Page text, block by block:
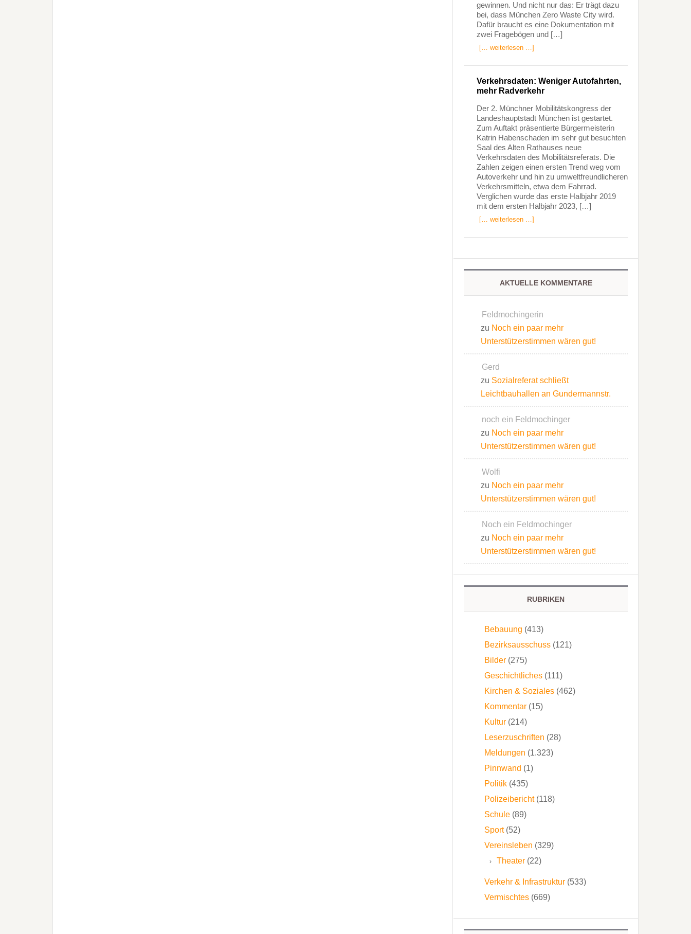
gewinnen. Und nicht nur das: Er trägt dazu
bei, dass München Zero Waste City wird.
Dafür braucht es eine Dokumentation mit
zwei Fragebögen und […]
[… weiterlesen …]
Verkehrsdaten: Weniger Autofahrten,
mehr Radverkehr
Der 2. Münchner Mobilitätskongress der
Landeshauptstadt München ist gestartet.
Zum Auftakt präsentierte Bürgermeisterin
Katrin Habenschaden im sehr gut besuchten
Saal des Alten Rathauses neue
Verkehrsdaten des Mobilitätsreferats. Die
Zahlen zeigen einen ersten Trend weg vom
Autoverkehr und hin zu umweltfreundlicheren
Verkehrsmitteln, etwa dem Fahrrad.
Verglichen wurde das erste Halbjahr 2019
mit dem ersten Halbjahr 2023, […]
[… weiterlesen …]
AKTUELLE KOMMENTARE
Feldmochingerin
zu Noch ein paar mehr
Unterstützerstimmen wären gut!
Gerd
zu Sozialreferat schließt
Leichtbauhallen an Gundermannstr.
noch ein Feldmochinger
zu Noch ein paar mehr
Unterstützerstimmen wären gut!
Wolfi
zu Noch ein paar mehr
Unterstützerstimmen wären gut!
Noch ein Feldmochinger
zu Noch ein paar mehr
Unterstützerstimmen wären gut!
RUBRIKEN
Bebauung (413)
Bezirksausschuss (121)
Bilder (275)
Geschichtliches (111)
Kirchen & Soziales (462)
Kommentar (15)
Kultur (214)
Leserzuschriften (28)
Meldungen (1.323)
Pinnwand (1)
Politik (435)
Polizeibericht(118)
Schule (89)
Sport(52)
Vereinsleben (329)
Theater (22)
Verkehr & Infrastruktur (533)
Vermischtes (669)